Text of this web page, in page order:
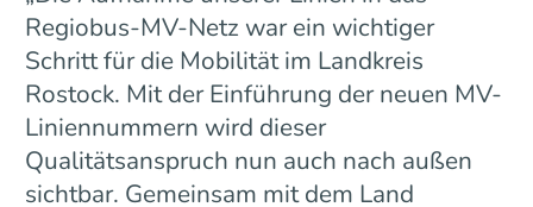
Regiobus-MV-Netz war ein wichtiger
Schritt für die Mobilität im Landkreis
Rostock. Mit der Einführung der neuen MV-
Liniennummern wird dieser
Qualitätsanspruch nun auch nach außen
sichtbar. Gemeinsam mit dem Land